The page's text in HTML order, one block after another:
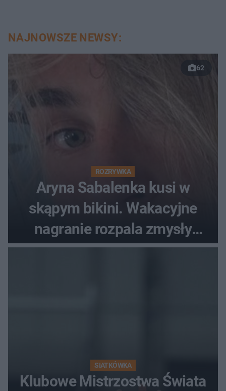
NAJNOWSZE NEWSY:
62
ROZRYWKA
Aryna Sabalenka kusi w
skąpym bikini. Wakacyjne
nagranie rozpala zmysły
fanów
SIATKÓWKA
Klubowe Mistrzostwa Świata